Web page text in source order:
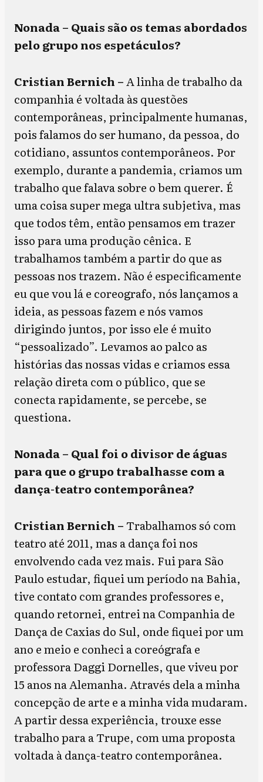
Nonada – Quais são os temas abordados
pelo grupo nos espetáculos?
Cristian Bernich –A linha de trabalho da
companhia é voltada às questões
contemporâneas, principalmente humanas,
pois falamos do ser humano, da pessoa, do
cotidiano, assuntos contemporâneos. Por
exemplo, durante a pandemia, criamos um
trabalho que falava sobre o bem querer. É
uma coisa super mega ultra subjetiva, mas
que todos têm, então pensamos em trazer
isso para uma produção cênica. E
trabalhamos também a partir do que as
pessoas nos trazem. Não é especificamente
eu que vou lá e coreografo, nós lançamos a
ideia, as pessoas fazem e nós vamos
dirigindo juntos, por isso ele é muito
“pessoalizado”. Levamos ao palco as
histórias das nossas vidas e criamos essa
relação direta com o público, que se
conecta rapidamente, se percebe, se
questiona.
Nonada – Qual foi o divisor de águas
para que o grupo trabalhasse com a
dança-teatro contemporânea?
Cristian Bernich –Trabalhamos só com
teatro até 2011, mas a dança foi nos
envolvendo cada vez mais. Fui para São
Paulo estudar, fiquei um período na Bahia,
tive contato com grandes professores e,
quando retornei, entrei na Companhia de
Dança de Caxias do Sul, onde fiquei por um
ano e meio e conheci a coreógrafa e
professora Daggi Dornelles, que viveu por
15 anos na Alemanha. Através dela a minha
concepção de arte e a minha vida mudaram.
A partir dessa experiência, trouxe esse
trabalho para a Trupe, com uma proposta
voltada à dança-teatro contemporânea.